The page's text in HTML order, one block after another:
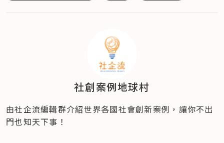
社創案例地球村
由社企流編輯群介紹世界各國社會創新案例，讓你不出
門也知天下事！